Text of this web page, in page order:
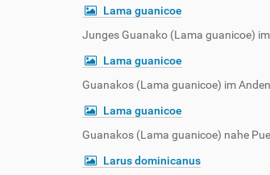
Lama guanicoe
Junges Guanako (Lama guanicoe)
Lama guanicoe
Guanakos (Lama guanicoe) im
Lama guanicoe
Guanakos (Lama guanicoe) nahe
Larus dominicanus